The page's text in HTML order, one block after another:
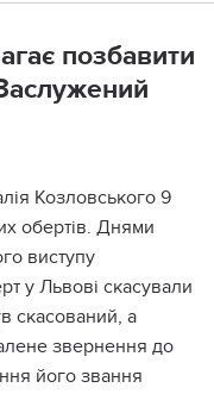
позбавити
Козловського 9
обертів. Днями
виступу
у Львові скасували
скасований, а
звернення до
його звання